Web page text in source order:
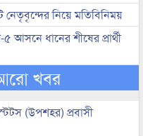
নেতৃবৃন্দের নিয়ে মতিবিনিময়
আসনে ধানের শীষের প্রার্থী
খবর
(উপশহর) প্রবাসী